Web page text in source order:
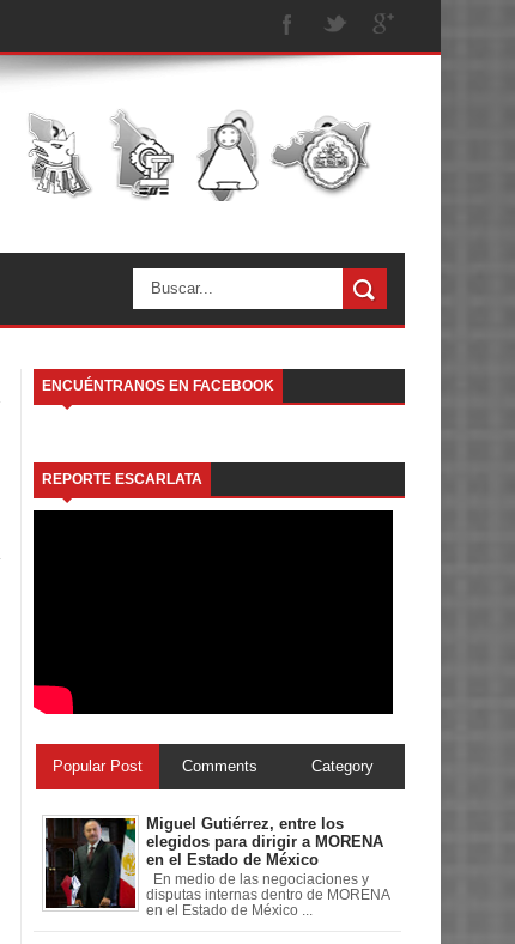
ENCUÉNTRANOS EN FACEBOOK
REPORTE ESCARLATA
Popular Post Comments Category
Miguel Gutiérrez, entre los
elegidos para dirigir a MORENA
en el Estado de México
En medio de las negociaciones y
disputas internas dentro de MORENA
en el Estado de México ...